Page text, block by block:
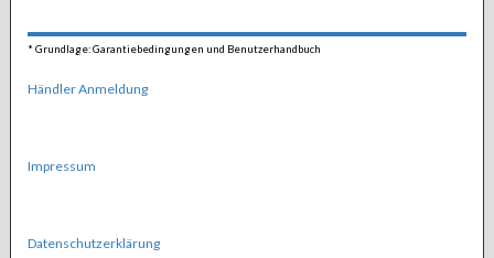
* Grundlage: Garantiebedingungen und Benutzerhandbuch
Händler Anmeldung
Impressum
Datenschutzerklärung